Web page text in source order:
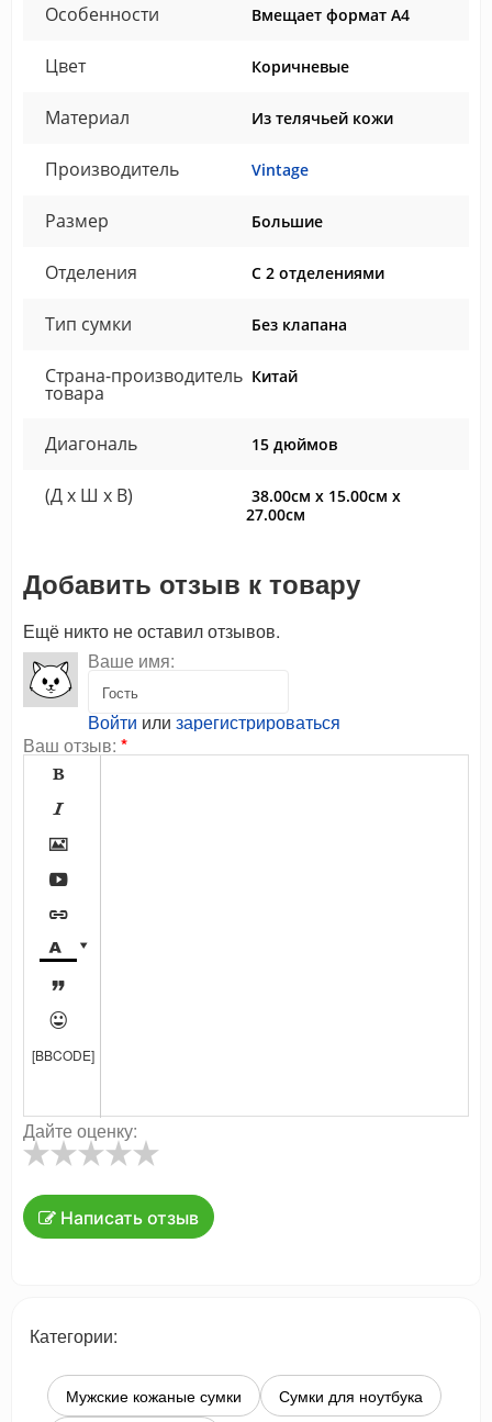
Особенности Вмещает формат А4
Цвет Коричневые
Материал Из телячьей кожи
Производитель Vintage
Размер Большие
Отделения С 2 отделениями
Тип сумки Без клапана
Страна-производитель
товара
Китай
Диагональ 15 дюймов
(Д x Ш x В)
38.00см x 15.00см x
27.00см
Добавить отзыв к товару
Ещё никто не оставил отзывов.
Ваше имя:
Войти или зарегистрироваться
Ваш отзыв: *









[BBCODE]
Дайте оценку:
Написать отзыв
Категории:
Мужские кожаные сумки
Сумки для ноутбука